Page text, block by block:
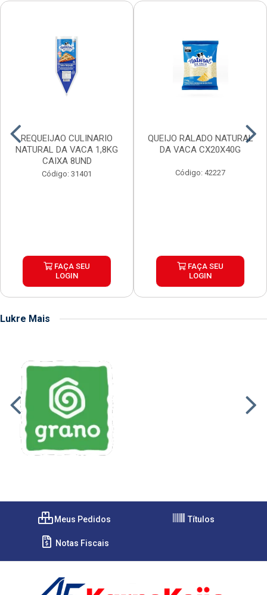
REQUEIJAO CULINARIO
NATURAL DA VACA 1,8KG
CAIXA 8UND
Código: 31401
FAÇA SEU
LOGIN
QUEIJO RALADO NATURAL
DA VACA CX20X40G
Código: 42227
FAÇA SEU
LOGIN
Lukre Mais
Meus Pedidos Títulos
Notas Fiscais